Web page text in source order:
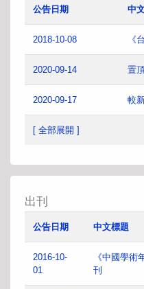
公告日期 中
2018-10-08 《
2020-09-14 置
2020-09-17 較
[ 全部展開 ]
出刊
公告日期 中文標題
2016-10-
01
《中國學術
刊